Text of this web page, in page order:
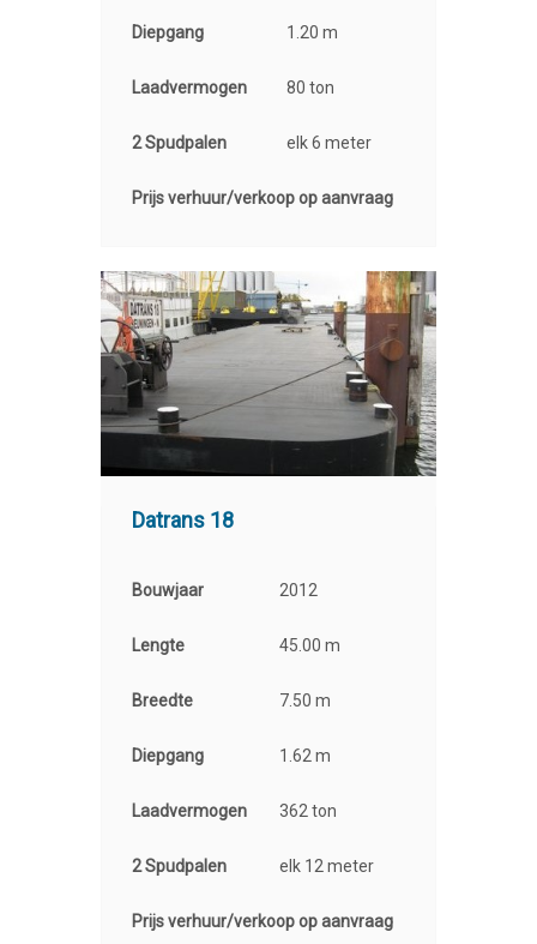
Diepgang 1.20 m
Laadvermogen 80 ton
2 Spudpalen elk 6 meter
Prijs verhuur/verkoop op aanvraag
Datrans 18
Bouwjaar 2012
Lengte 45.00 m
Breedte 7.50 m
Diepgang 1.62 m
Laadvermogen 362 ton
2 Spudpalen elk 12 meter
Prijs verhuur/verkoop op aanvraag